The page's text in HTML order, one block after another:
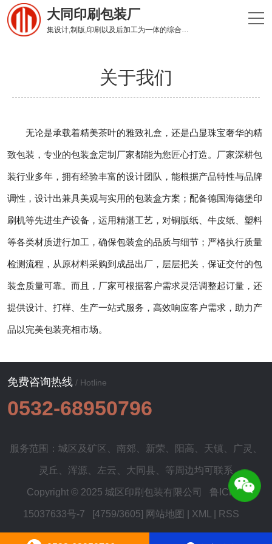
大同印刷包装厂
集设计,制版,印刷以及后加工为一体的综合性印刷企业
关于我们
无论是承载着精美茶叶的雅致礼盒，还是凸显珠宝奢华的精
致包装，专业的包装盒定制厂家都能为您匠心打造。厂家深耕包
装行业多年，拥有经验丰富的设计团队，能根据产品特性与品牌
调性，设计出兼具美观与实用的包装盒方案；配备德国海德堡印
刷机等先进生产设备，运用精湛工艺，对铜版纸、牛皮纸、塑料
等各类材质进行加工，确保包装盒的品质与细节；严格执行质量
检测流程，从原材料采购到成品出厂，层层把关，保证交付的包
装盒质量可靠。而且，厂家可根据客户需求灵活调整起订量，还
提供设计、打样、生产一站式服务，高效响应客户需求，助力产
品以完美包装亮相市场。
免费咨询热线 / Hotline
0532-68950796
服务范围：城区及矿区 南郊 新荣 阳高 天镇 广灵
灵丘 浑源 左云 大同县 、等周边均可联系
Copyright © 2025 城区印刷包装有限公司 鲁ICP备
15037633号-7 [4759/3605] 网站地图 XML RSS